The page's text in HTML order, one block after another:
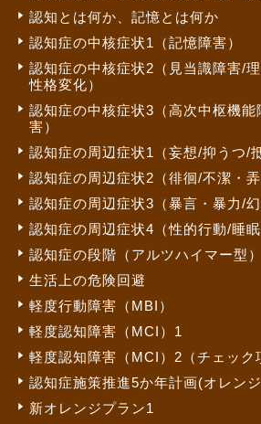
認知とは何か、記憶とは何か
認知症の中核症状1（記憶障害）
認知症の中核症状2（見当識障害/
性格変化）
認知症の中核症状3（高次中枢機能
害）
認知症の周辺症状1（妄想/抑うつ/
認知症の周辺症状2（徘徊/不潔・
認知症の周辺症状3（暴言・暴力/幻
認知症の周辺症状4（性的行動/睡
認知症の段階（アルツハイマー型）
生活上の危険回避
軽度行動障害（MBI）
軽度認知障害（MCI）1
軽度認知障害（MCI）2（チェック
認知症施策推進5か年計画(オレン
新オレンジプラン1